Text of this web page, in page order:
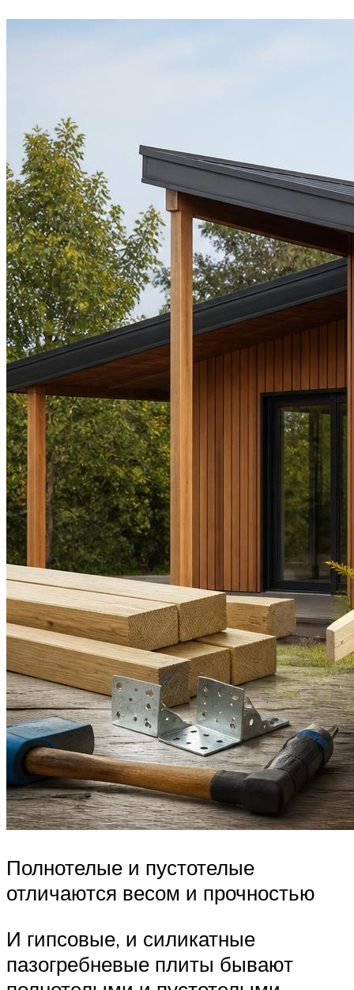
Полнотелые и пустотелые
отличаются весом и прочностью
И гипсовые, и силикатные
пазогребневые плиты бывают